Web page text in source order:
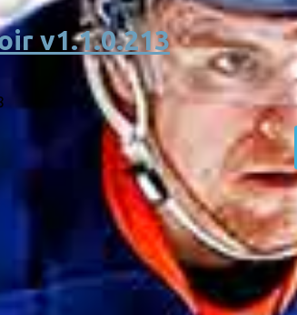
v1.1.0.213